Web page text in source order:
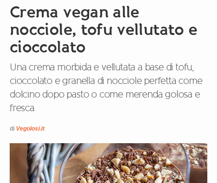
Crema vegan alle
nocciole, tofu vellutato e
cioccolato
Una crema morbida e vellutata a base di tofu,
cioccolato e granella di nocciole perfetta come
dolcino dopo pasto o come merenda golosa e
fresca
di Vegolosi.it